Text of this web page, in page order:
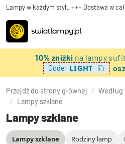
Lampy w każdym stylu +++ Dostawa w
10% zniżki na lampy
Code: LIGHT
Przejdź do strony głównej /
/ Lampy szklane
Lampy szklane
Rodziny lamp
Lampy szklane